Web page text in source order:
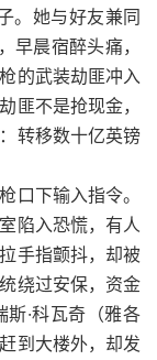
。她与好友兼同
早晨宿醉头痛，
的武装劫匪冲入
匪不是抢现金，
转移数十亿英镑
口下输入指令。
陷入恐慌，有人
手指颤抖，却被
绕过安保，资金
·科瓦奇（雅各
到大楼外，却发